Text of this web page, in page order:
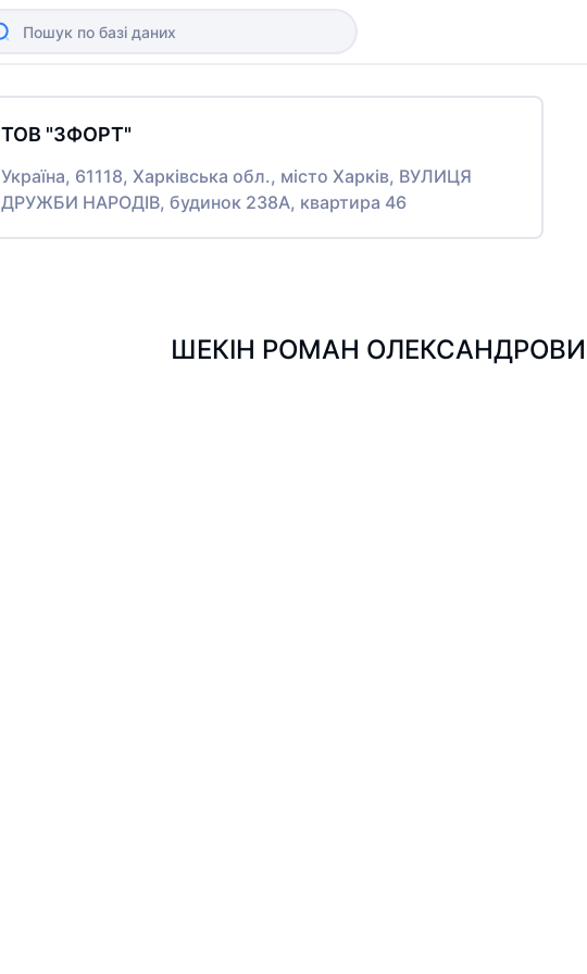
ТОВ "ЗФОРТ"
Україна, 61118, Харківська обл., місто Харків, ВУЛИЦЯ
ДРУЖБИ НАРОДІВ, будинок 238А, квартира 46
ШЕКІН РОМАН ОЛЕКСАНДРОВИЧ